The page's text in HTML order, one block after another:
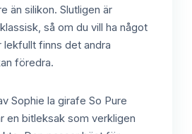
än silikon. Slutligen är
så om du vill ha något
finns det andra
föredra.
Sophie la girafe So Pure
en bitleksak som verkligen